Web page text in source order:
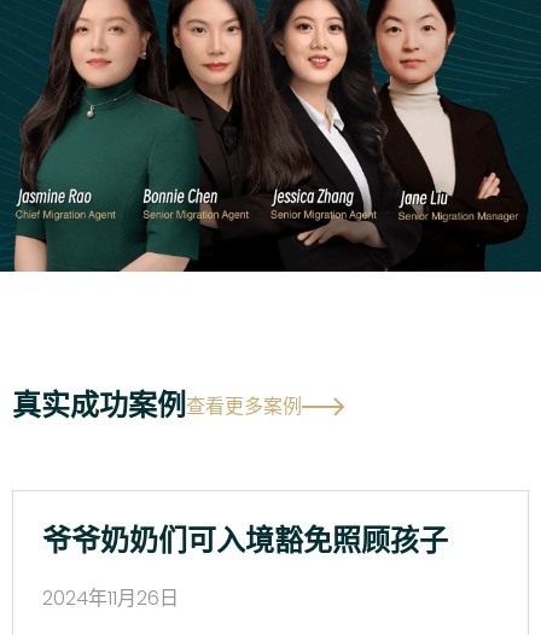
真实成功案例查看更多案例
爷爷奶奶们可入境豁免照顾孩子
2024年11月26日